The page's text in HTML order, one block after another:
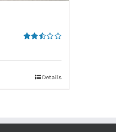
Details